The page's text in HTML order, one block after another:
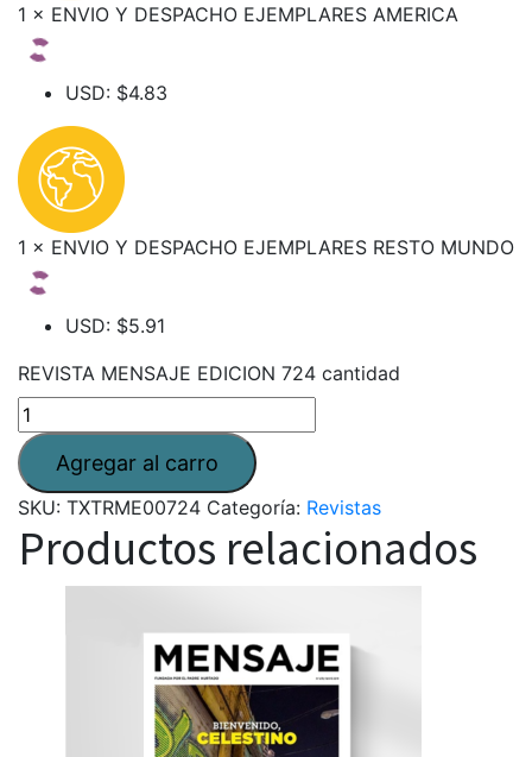
1 × ENVIO Y DESPACHO EJEMPLARES AMERICA
USD: $4.83
1 × ENVIO Y DESPACHO EJEMPLARES RESTO MUNDO
USD: $5.91
REVISTA MENSAJE EDICION 724 cantidad
SKU: TXTRME00724 Categoría: Revistas
Productos relacionados